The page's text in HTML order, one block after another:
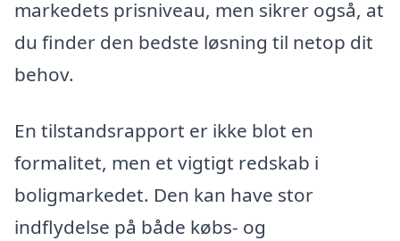
markedets prisniveau, men sikrer også, at
du finder den bedste løsning til netop dit
behov.
En tilstandsrapport er ikke blot en
formalitet, men et vigtigt redskab i
boligmarkedet. Den kan have stor
indflydelse på både købs- og